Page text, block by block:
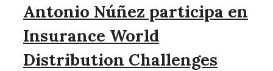
Antonio Núñez participa en
Insurance World
Distribution Challenges